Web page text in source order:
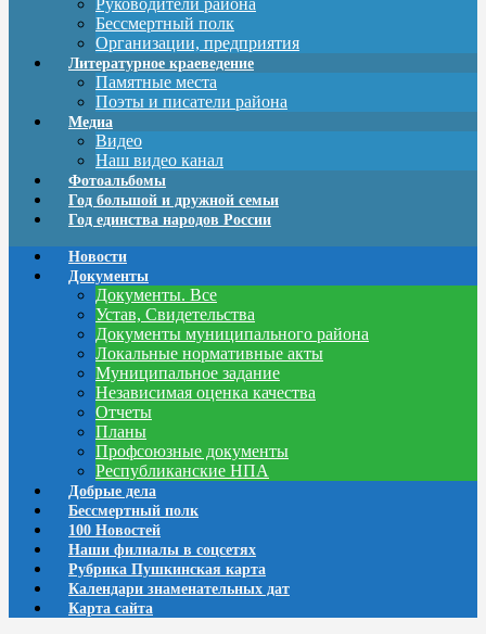
Руководители района
Бессмертный полк
Организации, предприятия
Литературное краеведение
Памятные места
Поэты и писатели района
Медиа
Видео
Наш видео канал
Фотоальбомы
Год большой и дружной семьи
Год единства народов России
Новости
Документы
Документы. Все
Устав, Свидетельства
Документы муниципального района
Локальные нормативные акты
Муниципальное задание
Независимая оценка качества
Отчеты
Планы
Профсоюзные документы
Республиканские НПА
Добрые дела
Бессмертный полк
100 Новостей
Наши филиалы в соцсетях
Рубрика Пушкинская карта
Календари знаменательных дат
Карта сайта